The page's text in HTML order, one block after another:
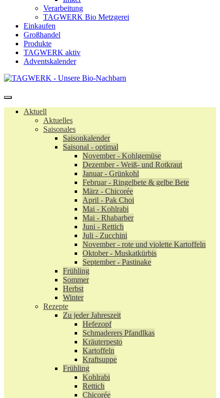
Verarbeitung
TAGWERK Bio Metzgerei
Einkaufen
Großhandel
Produkte
TAGWERK aktiv
Adventskalender
Aktuell
Aktuelles
Saisonales
Saisonkalender
Saisonal - optimal
November - Kohlgemüse
Dezember - Weiß- und Rotkraut
Januar - Grünkohl
Februar - Ringelbete & gelbe Bete
März - Chicorée
April - Pak Choi
Mai - Kohlrabi
Mai - Rhabarber
Juni - Rettich
Juli - Zucchini
November - rote und violette Kartoffeln
Oktober - Muskatkürbis
September - Pastinake
Frühling
Sommer
Herbst
Winter
Rezepte
Zu jeder Jahreszeit
Hefezopf
Schmaderers Pfandlkas
Kräuterpesto
Kartoffeln
Kraftsuppe
Frühling
Kohlrabi
Rettich
Chicorée